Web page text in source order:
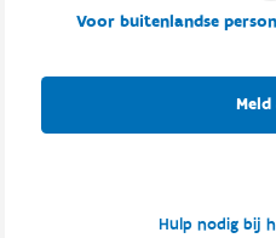
Voor buitenlandse
Hulp nodig bij